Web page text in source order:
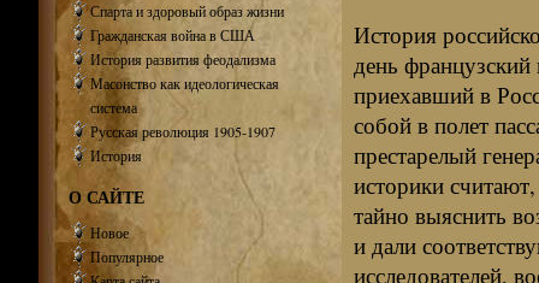
История
день французский
приехавший в
собой в полет
престарелый
историки
тайно выяснить
и дали
исследователей,
Спарта и здоровый образ жизни
Гражданская война в США
История развития феодализма
Масонство как идеологическая
система
Русская революция 1905-1907
История
О САЙТЕ
Новое
Популярное